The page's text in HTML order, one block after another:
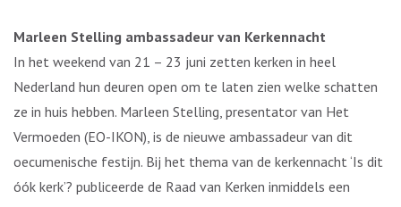
Marleen Stelling ambassadeur van Kerkennacht
In het weekend van 21 – 23 juni zetten kerken in heel
Nederland hun deuren open om te laten zien welke schatten
ze in huis hebben. Marleen Stelling, presentator van Het
Vermoeden (EO-IKON), is de nieuwe ambassadeur van dit
oecumenische festijn. Bij het thema van de kerkennacht ‘Is dit
óók kerk’? publiceerde de Raad van Kerken inmiddels een